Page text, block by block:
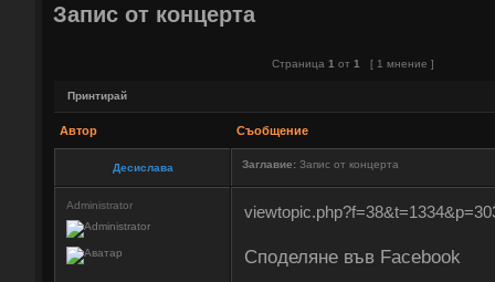
Запис от концерта
Страница 1 от 1 [ 1 мнение ]
Принтирай
Автор Съобщение
Десислава Заглавие: Запис от концерта
Administrator
Споделяне във Facebook